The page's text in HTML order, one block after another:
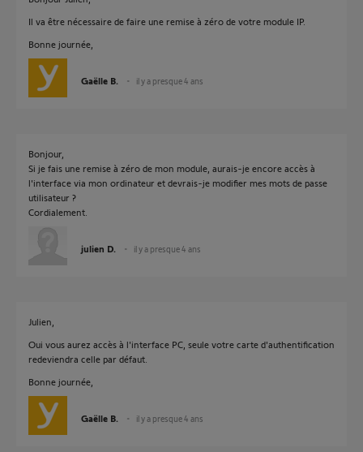
Il va être nécessaire de faire une remise à zéro de votre module IP.
Bonne journée,
Gaëlle B. il y a presque 4 ans
Bonjour,
Si je fais une remise à zéro de mon module, aurais-je encore accès à
l'interface via mon ordinateur et devrais-je modifier mes mots de passe
utilisateur ?
Cordialement.
julien D. il y a presque 4 ans
Julien,
Oui vous aurez accès à l'interface PC, seule votre carte d'authentification
redeviendra celle par défaut.
Bonne journée,
Gaëlle B. il y a presque 4 ans